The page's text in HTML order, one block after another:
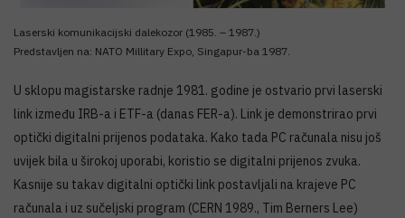
Laserski komunikacijski dalekozor (1985. – 1987.)
Predstavljen na: NATO Millitary Expo, Singapur-ba 1987.
U sklopu magistarske radnje 1981. godine je ostvario prvi laserski
link između IRB-a i ETF-a (danas FER-a). Link je demonstrirao prvi
optički digitalni prijenos podataka. Kako tada PC računala nisu još
uvijek bila u širokoj uporabi, koristio se digitalni prijenos zvuka.
Kasnije su takav digitalni optički link postavljali na krajeve PC
računala i uz sučeljski program (CERN 1989., Tim Berners Lee)